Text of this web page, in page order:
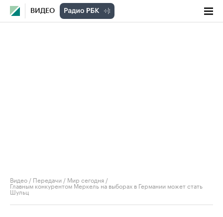
ВИДЕО
Видео / Передачи / Мир сегодня /
Главным конкурентом Меркель на выборах в Германии может стать
Шульц